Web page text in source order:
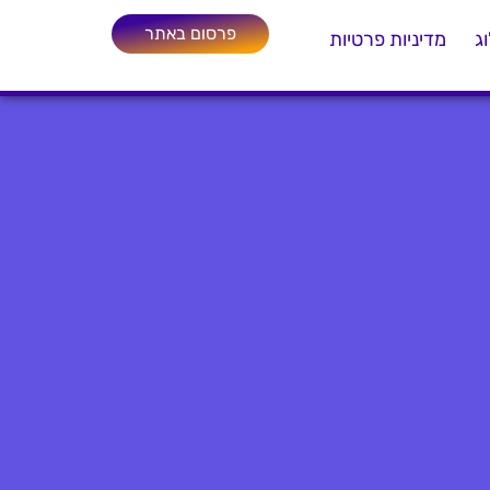
מדיניות פרטיות פרסום באתר